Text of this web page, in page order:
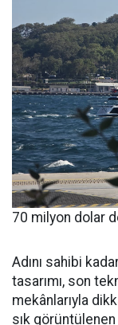
70 milyon dolar
Adını sahibi
tasarımı, son
mekânlarıyla
sık